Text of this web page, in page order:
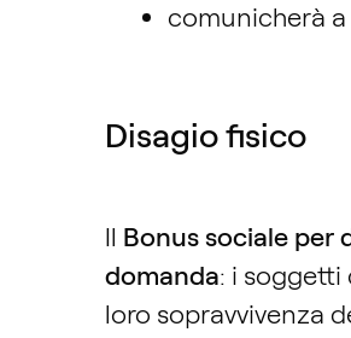
comunicherà
Disagio fisico
Il Bonus sociale per
domanda: i soggetti
loro sopravvivenza